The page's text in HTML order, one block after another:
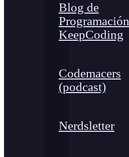
Blog de
Programación
KeepCoding
Codemacers
(podcast)
Nerdsletter